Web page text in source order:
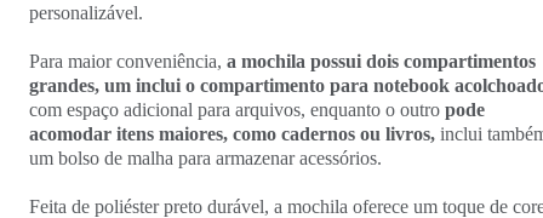
personalizável.
Para maior conveniência, a mochila possui dois compartimentos
grandes, um inclui o compartimento para notebook
com espaço adicional para arquivos, enquanto o outro pode
acomodar itens maiores, como cadernos ou livros, inclui
um bolso de malha para armazenar acessórios.
Feita de poliéster preto durável, a mochila oferece um toque de